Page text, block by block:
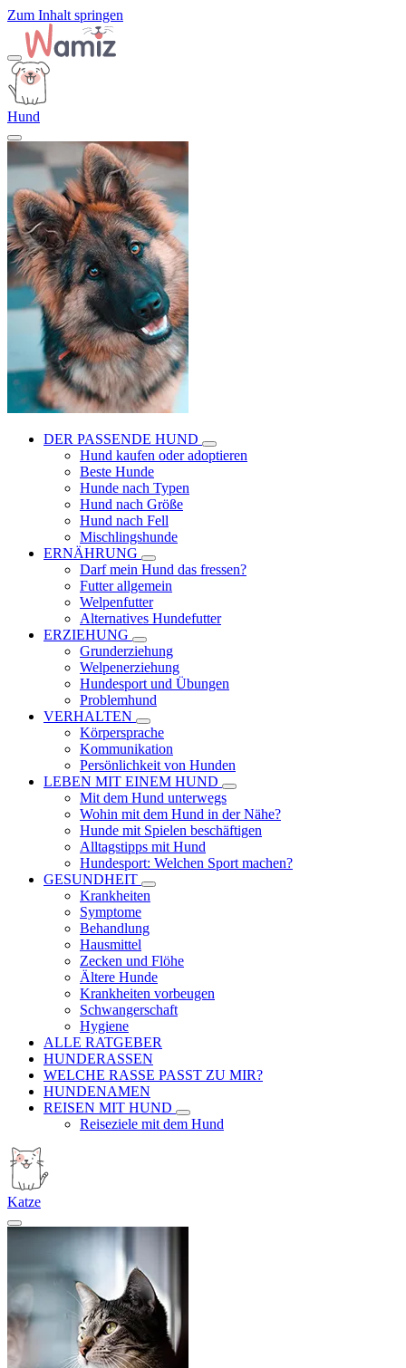
Zum Inhalt springen
Hund
DER PASSENDE HUND
Hund kaufen oder adoptieren
Beste Hunde
Hunde nach Typen
Hund nach Größe
Hund nach Fell
Mischlingshunde
ERNÄHRUNG
Darf mein Hund das fressen?
Futter allgemein
Welpenfutter
Alternatives Hundefutter
ERZIEHUNG
Grunderziehung
Welpenerziehung
Hundesport und Übungen
Problemhund
VERHALTEN
Körpersprache
Kommunikation
Persönlichkeit von Hunden
LEBEN MIT EINEM HUND
Mit dem Hund unterwegs
Wohin mit dem Hund in der Nähe?
Hunde mit Spielen beschäftigen
Alltagstipps mit Hund
Hundesport: Welchen Sport machen?
GESUNDHEIT
Krankheiten
Symptome
Behandlung
Hausmittel
Zecken und Flöhe
Ältere Hunde
Krankheiten vorbeugen
Schwangerschaft
Hygiene
ALLE RATGEBER
HUNDERASSEN
WELCHE RASSE PASST ZU MIR?
HUNDENAMEN
REISEN MIT HUND
Reiseziele mit dem Hund
Katze